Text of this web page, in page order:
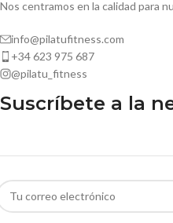
Nos centramos en la calidad para
info@pilatufitness.com
+34 623 975 687
@pilatu_fitness
Suscríbete a la